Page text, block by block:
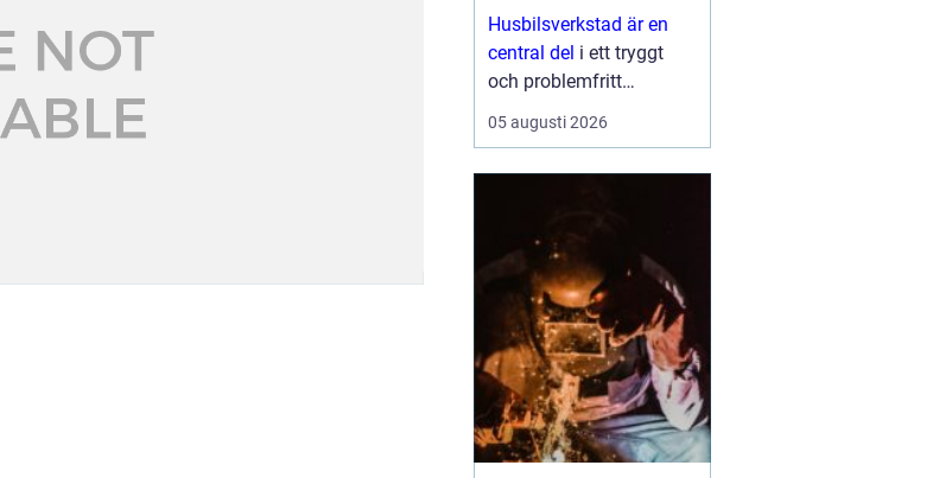
Husbilsverkstad är en
central del i ett tryggt
och problemfritt
husbilsliv. När en husbil
används som både
05 augusti 2026